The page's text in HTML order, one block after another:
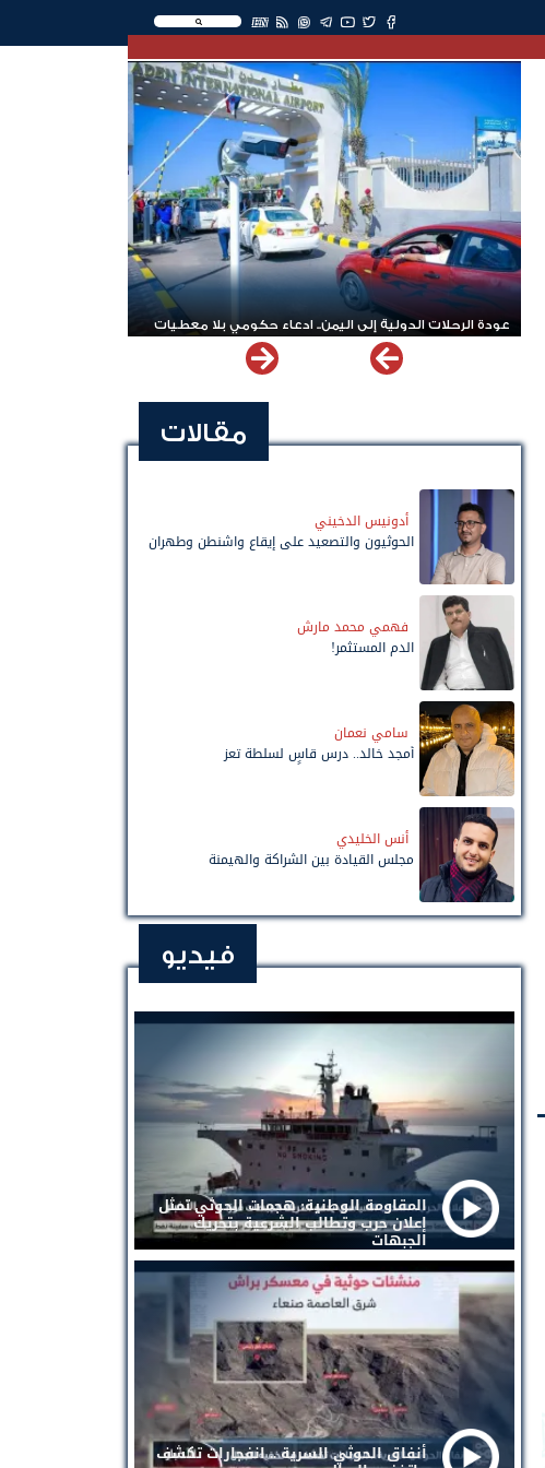
EN
عودة الرحلات الدولية إلى اليمن.. ادعاء حكومي بلا معطيات
مقالات
أدونيس الدخيني
الحوثيون والتصعيد على إيقاع واشنطن وطهران
فهمي محمد مارش
الدم المستثمر!
سامي نعمان
أمجد خالد.. درس قاسٍ لسلطة تعز
أنس الخليدي
مجلس القيادة بين الشراكة والهيمنة
فيديو
المقاومة الوطنية: هجمات الحوثي تمثل
إعلان حرب وتطالب الشرعية بتحريك
الجبهات
أنفاق الحوثي السرية .. انفجارات تكشف